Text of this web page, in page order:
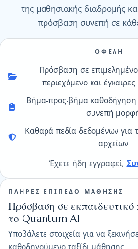
της μαθησιακής διαδρομής
πρόσβαση συνεπή σε
ΟΦΕΛΗ
Πρόσβαση σε επιμελημένο
περιεχόμενο και
Βήμα-προς-βήμα
συνεπή
Καθαρά πεδία δεδομένων για
αρχείων
Έχετε ήδη εγγραφεί;
ΠΛΗΡΕΣ ΕΠΙΠΕΔΟ ΜΑΘΗΣΗΣ
Πρόσβαση σε εκπαιδευτικό
το Quantum AI
Υποβάλετε στοιχεία για να